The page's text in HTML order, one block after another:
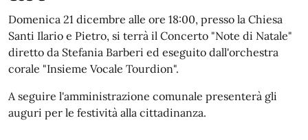
Domenica 21 dicembre alle ore 18:00, presso la Chiesa
Santi Ilario e Pietro, si terrà il Concerto "Note di Natale"
diretto da Stefania Barberi ed eseguito dall'orchestra
corale "Insieme Vocale Tourdion".
A seguire l'amministrazione comunale presenterà gli
auguri per le festività alla cittadinanza.